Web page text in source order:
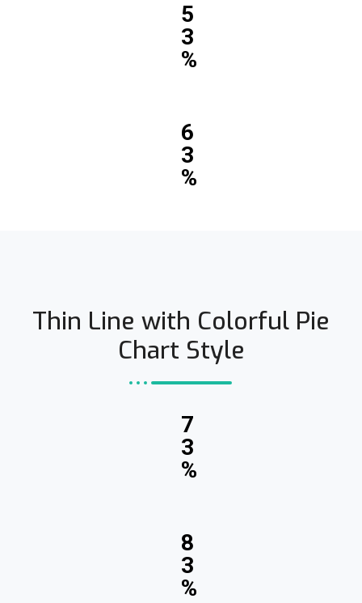
5
3
%
6
3
%
Thin Line with Colorful Pie
Chart Style
7
3
%
8
3
%